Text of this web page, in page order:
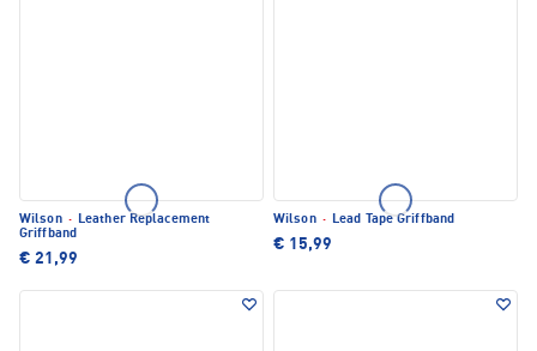
Wilson · Leather Replacement
Griffband
€ 21,99
Wilson · Lead Tape Griffband
€ 15,99